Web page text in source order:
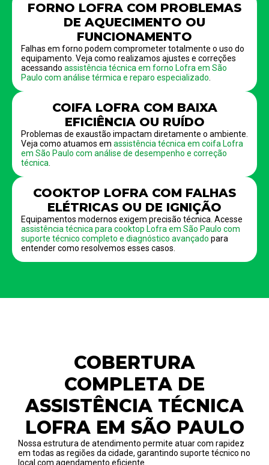
FORNO LOFRA COM PROBLEMAS
DE AQUECIMENTO OU
FUNCIONAMENTO
Falhas em forno podem comprometer totalmente o uso do
equipamento. Veja como realizamos ajustes e correções
acessando assistência técnica em forno Lofra em São
Paulo com análise térmica e reparo especializado
COIFA LOFRA COM BAIXA
EFICIÊNCIA OU RUÍDO
Problemas de exaustão impactam diretamente o ambiente.
Veja como atuamos em assistência técnica em coifa Lofra
em São Paulo com análise de desempenho e correção
técnica
COOKTOP LOFRA COM FALHAS
ELÉTRICAS OU DE IGNIÇÃO
Equipamentos modernos exigem precisão técnica. Acesse
assistência técnica para cooktop Lofra em São Paulo com
suporte técnico completo e diagnóstico avançado para
entender como resolvemos esses casos.
COBERTURA
COMPLETA DE
ASSISTÊNCIA TÉCNICA
LOFRA EM SÃO PAULO
Nossa estrutura de atendimento permite atuar com rapidez
em todas as regiões da cidade, garantindo suporte técnico no
local com agendamento eficiente.